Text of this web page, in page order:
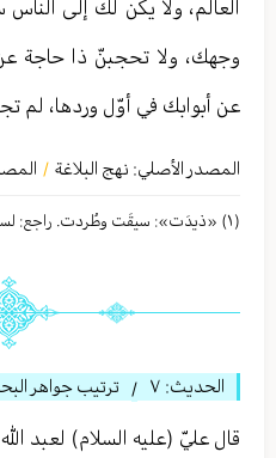
العالم، ولا يكن لك إلى الناس
وجهك، ولا تحجبنّ ذا حاجة عن
عن أبوابك في أوّل وردها، لم
المصدر الأصلي: نهج البلاغة /
(١) «ذیدَت»: سیقَت وطُردت. راجع: لسان العرب، ج٣، ص١٦٧.
الحديث: ٧ / ترتيب جواهر
قال عليّ (عليه السلام) لعبد